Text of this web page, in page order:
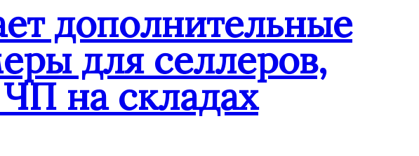
дополнительные
для селлеров,
на складах